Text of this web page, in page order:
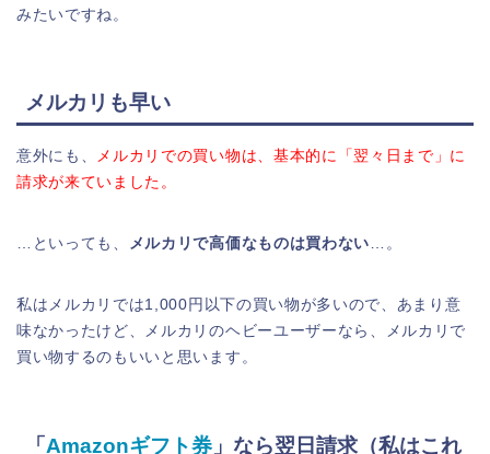
みたいですね。
メルカリも早い
意外にも、
メルカリでの買い物は、基本的に「翌々日まで」に
請求が来ていました。
…といっても、 メルカリで高価なものは買わない …。
私はメルカリでは1,000円以下の買い物が多いので、あまり意
味なかったけど、メルカリのヘビーユーザーなら、メルカリで
買い物するのもいいと思います。
「Amazonギフト券」なら翌日請求（私はこれ